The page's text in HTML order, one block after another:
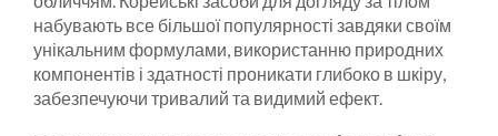
набувають все більшої популярності завдяки своїм
унікальним формулами, використанню природних
компонентів і здатності проникати глибоко в шкіру,
забезпечуючи тривалий та видимий ефект.